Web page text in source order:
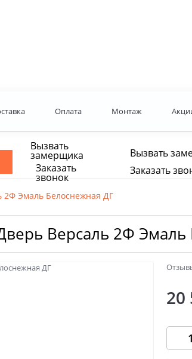
Оплата Монтаж
Вызвать
замерщика
Заказать
звонок
Вызвать
Заказать
2Ф Эмаль Белоснежная ДГ
Версаль 2Ф Эмаль
20